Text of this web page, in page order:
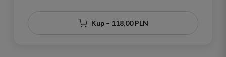
Kup – 118,00 PLN